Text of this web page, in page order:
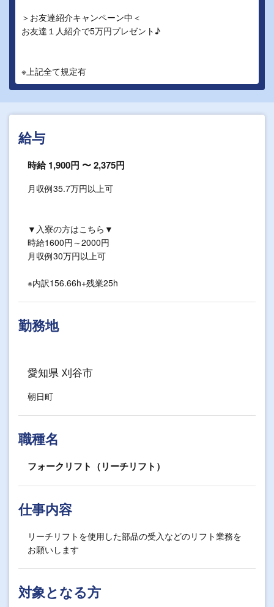
＞お友達紹介キャンペーン中＜
お友達１人紹介で5万円プレゼント♪
※上記全て規定有
給与
時給 1,900円 〜 2,375円
月収例35.7万円以上可
▼入寮の方はこちら▼
時給1600円～2000円
月収例30万円以上可
※内訳156.66h+残業25h
勤務地
愛知県 刈谷市
朝日町
職種名
フォークリフト（リーチリフト）
仕事内容
リーチリフトを使用した部品の受入などのリフト業務を
お願いします
対象となる方